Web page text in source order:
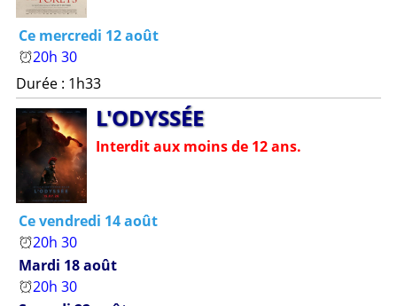
Ce mercredi 12 août
20h 30
Durée : 1h33
L'O­DYS­SÉE
Interdit aux moins de 12 ans.
Ce vendredi 14 août
20h 30
Mardi 18 août
20h 30